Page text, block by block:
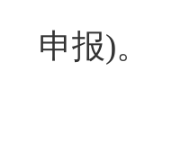
申报)。